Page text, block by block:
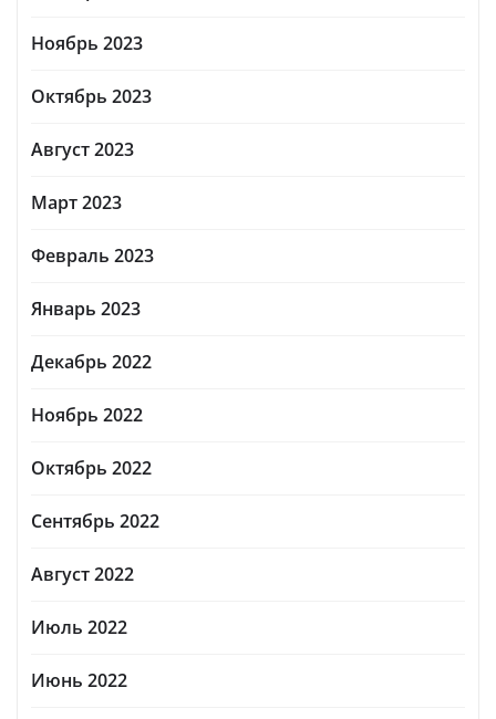
Ноябрь 2023
Октябрь 2023
Август 2023
Март 2023
Февраль 2023
Январь 2023
Декабрь 2022
Ноябрь 2022
Октябрь 2022
Сентябрь 2022
Август 2022
Июль 2022
Июнь 2022